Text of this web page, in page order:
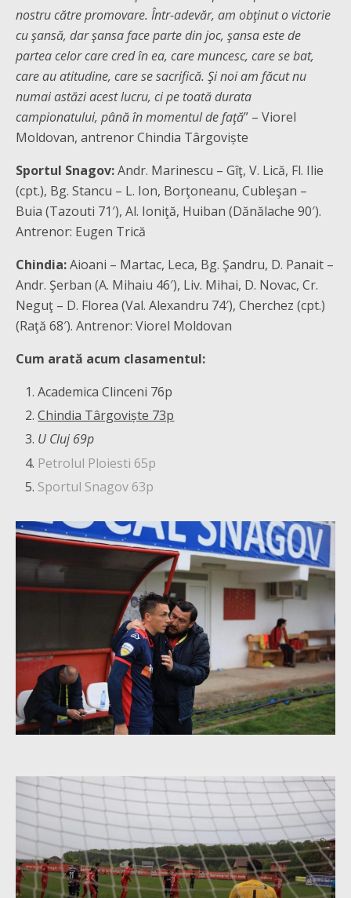
nostru către promovare. Într-adevăr, am obţinut o victorie
cu şansă, dar şansa face parte din joc, şansa este de
partea celor care cred în ea, care muncesc, care se bat,
care au atitudine, care se sacrifică. Şi noi am făcut nu
numai astăzi acest lucru, ci pe toată durata
campionatului, până în momentul de faţă” – Viorel
Moldovan, antrenor Chindia Târgoviște
Sportul Snagov:Andr. Marinescu – Gîţ, V. Lică, Fl. Ilie
(cpt.), Bg. Stancu – L. Ion, Borţoneanu, Cubleşan –
Buia (Tazouti 71′), Al. Ioniţă, Huiban (Dănălache 90′).
Antrenor: Eugen Trică
Chindia:Aioani – Martac, Leca, Bg. Şandru, D. Panait –
Andr. Şerban (A. Mihaiu 46′), Liv. Mihai, D. Novac, Cr.
Neguţ – D. Florea (Val. Alexandru 74′), Cherchez (cpt.)
(Raţă 68′). Antrenor: Viorel Moldovan
Cum arată acum clasamentul:
Academica Clinceni 76p
Chindia Târgoviște 73p
U Cluj 69p
Petrolul Ploiesti 65p
Sportul Snagov 63p